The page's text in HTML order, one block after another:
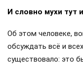
И словно мухи тут
Об этом человеке,
обсуждать всё и
существовало: это